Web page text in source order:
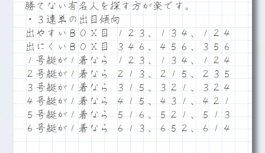
勝てない有名人を探す方が楽です。
・３連単の出目傾向
出やすいＢＯＸ目 １２３、１３４、１２４
出にくいＢＯＸ目 ３４６、４５６、３５６
１号艇が１着なら １２３、１３４、１２４
２号艇が１着なら ２１３、２１５、２３５
３号艇が１着なら ３１５、３２１、３２４
４号艇が１着なら ４１５、４３１、４２１
５号艇が１着なら ５１６、５２１、５１３
６号艇が１着なら ６１３、６５２、６１４